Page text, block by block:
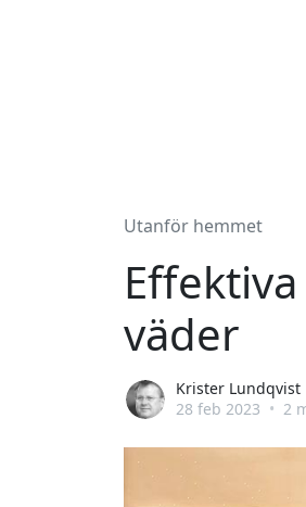
Utanför hemmet
väder
Krister Lundqvist
28 feb 2023 • 2